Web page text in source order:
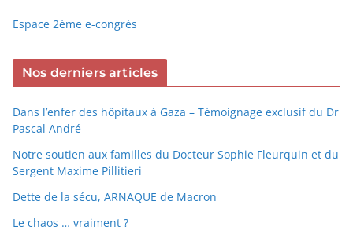
Espace 2ème e-congrès
Nos derniers articles
Dans l’enfer des hôpitaux à Gaza – Témoignage exclusif du Dr
Pascal André
Notre soutien aux familles du Docteur Sophie Fleurquin et du
Sergent Maxime Pillitieri
Dette de la sécu, ARNAQUE de Macron
Le chaos … vraiment ?